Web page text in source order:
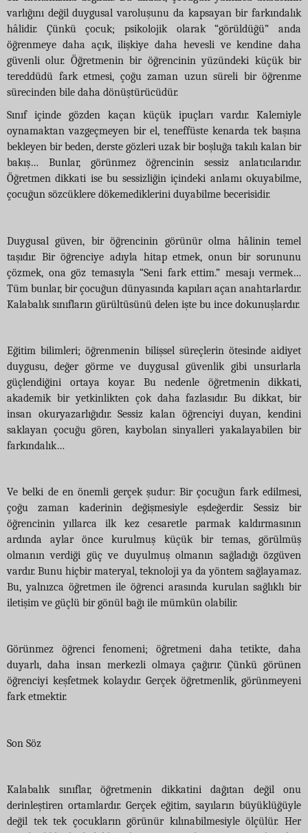
varlığını değil duygusal varoluşunu da kapsayan bir farkındalık
hâlidir. Çünkü çocuk; psikolojik olarak “görüldüğü” anda
öğrenmeye daha açık, ilişkiye daha hevesli ve kendine daha
güvenli olur. Öğretmenin bir öğrencinin yüzündeki küçük bir
tereddüdü fark etmesi, çoğu zaman uzun süreli bir öğrenme
sürecinden bile daha dönüştürücüdür.
Sınıf içinde gözden kaçan küçük ipuçları vardır. Kalemiyle
oynamaktan vazgeçmeyen bir el, teneffüste kenarda tek başına
bekleyen bir beden, derste gözleri uzak bir boşluğa takılı kalan bir
bakış… Bunlar, görünmez öğrencinin sessiz anlatıcılarıdır.
Öğretmen dikkati ise bu sessizliğin içindeki anlamı okuyabilme,
çocuğun sözcüklere dökemediklerini duyabilme becerisidir.
Duygusal güven, bir öğrencinin görünür olma hâlinin temel
taşıdır. Bir öğrenciye adıyla hitap etmek, onun bir sorununu
çözmek, ona göz temasıyla “Seni fark ettim.” mesajı vermek…
Tüm bunlar, bir çocuğun dünyasında kapıları açan anahtarlardır.
Kalabalık sınıfların gürültüsünü delen işte bu ince dokunuşlardır.
Eğitim bilimleri; öğrenmenin bilişsel süreçlerin ötesinde aidiyet
duygusu, değer görme ve duygusal güvenlik gibi unsurlarla
güçlendiğini ortaya koyar. Bu nedenle öğretmenin dikkati,
akademik bir yetkinlikten çok daha fazlasıdır. Bu dikkat, bir
insan okuryazarlığıdır. Sessiz kalan öğrenciyi duyan, kendini
saklayan çocuğu gören, kaybolan sinyalleri yakalayabilen bir
farkındalık…
Ve belki de en önemli gerçek şudur: Bir çocuğun fark edilmesi,
çoğu zaman kaderinin değişmesiyle eşdeğerdir. Sessiz bir
öğrencinin yıllarca ilk kez cesaretle parmak kaldırmasının
ardında aylar önce kurulmuş küçük bir temas, görülmüş
olmanın verdiği güç ve duyulmuş olmanın sağladığı özgüven
vardır. Bunu hiçbir materyal, teknoloji ya da yöntem sağlayamaz.
Bu, yalnızca öğretmen ile öğrenci arasında kurulan sağlıklı bir
iletişim ve güçlü bir gönül bağı ile mümkün olabilir.
Görünmez öğrenci fenomeni; öğretmeni daha tetikte, daha
duyarlı, daha insan merkezli olmaya çağırır. Çünkü görünen
öğrenciyi keşfetmek kolaydır. Gerçek öğretmenlik, görünmeyeni
fark etmektir.
Son Söz
Kalabalık sınıflar, öğretmenin dikkatini dağıtan değil onu
derinleştiren ortamlardır. Gerçek eğitim, sayıların büyüklüğüyle
değil tek tek çocukların görünür kılınabilmesiyle ölçülür. Her